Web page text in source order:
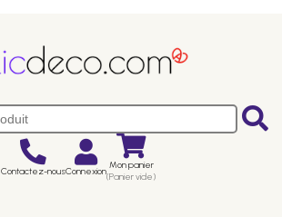
Contactez-nousConnexion Mon panier
(Panier vide)